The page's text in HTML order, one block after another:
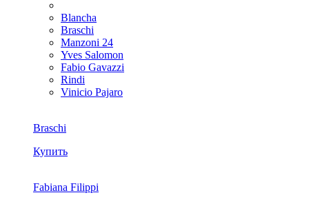
Blancha
Braschi
Manzoni 24
Yves Salomon
Fabio Gavazzi
Rindi
Vinicio Pajaro
Braschi
Купить
Fabiana Filippi